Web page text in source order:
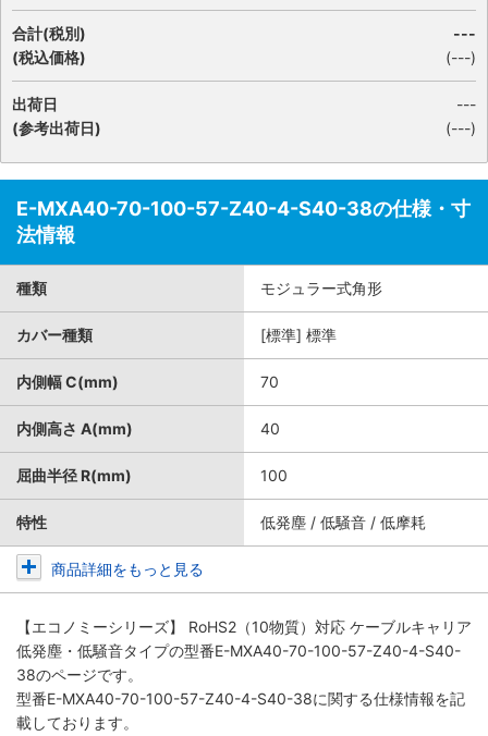
合計(税別)
(税込価格)
---
(---)
出荷日
(参考出荷日)
---
(---)
E-MXA40-70-100-57-Z40-4-S40-38の仕様・寸
法情報
種類 モジュラー式角形
カバー種類 [標準] 標準
内側幅 C(mm) 70
内側高さ A(mm) 40
屈曲半径 R(mm) 100
特性 低発塵 / 低騒音 / 低摩耗
商品詳細をもっと見る
【エコノミーシリーズ】 RoHS2（10物質）対応 ケーブルキャリア
低発塵・低騒音タイプの型番E-MXA40-70-100-57-Z40-4-S40-
38のページです。
型番E-MXA40-70-100-57-Z40-4-S40-38に関する仕様情報を記
載しております。